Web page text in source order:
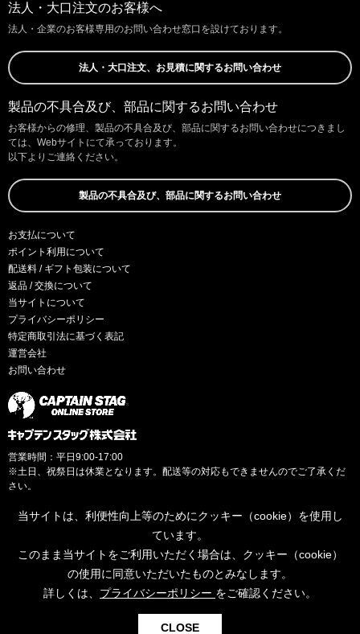
法人・大口注文のお客様へ
法人・企業のお客様専用のお問い合わせ窓口を設けております。
法人・大口注文、お見積に関するお問い合わせ
製品の不具合及び、部品に関するお問い合わせ
お客様からの修理、製品の不具合及び、部品に関するお問い合わせにつきまし
ては、Webサイトにて承っております。
以下よりご連絡ください。
製品の不具合及び、部品に関するお問い合わせ
お支払について
ポイント利用について
配送料 / ギフト包装について
返品 / 交換について
当サイトについて
プライバシーポリシー
特定商取引法に基づく表記
運営会社
お問い合わせ
営業時間：平日9:00-17:00
※土日、祝祭日は休業となります。配送等の対応もできませんのでご了承くだ
さい。
© CAPTAINSTAG Co.Ltd.
当サイトは、利便性向上等のためにクッキー（cookie）を使用し
ています。
このまま当サイトをご利用いただく場合は、クッキー（cookie）
の使用に同意いただいたものとみなします。
詳しくは、 プライバシーポリシー をご確認ください。
CLOSE